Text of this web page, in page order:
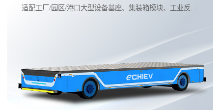
适配工厂/园区/港口大型设备基座、集装箱模块、工业反应釜、风电叶片、钢铁铝转运等大型装备、基建工程物料转运。